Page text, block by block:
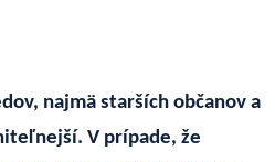
najmä starších občanov a
V prípade, že